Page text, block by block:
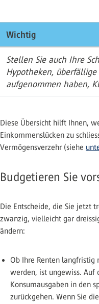
Wichtig
Stellen Sie auch Ihre
Hypotheken,
aufgenommen haben,
Diese Übersicht hilft Ihnen,
Einkommenslücken zu
Vermögensverzehr (siehe
Budgetieren Sie
Die Entscheide, die Sie jetzt
zwanzig, vielleicht gar
ändern:
Ob Ihre Renten langfristig
werden, ist ungewiss. Auf
Konsumausgaben in den
zurückgehen. Wenn Sie